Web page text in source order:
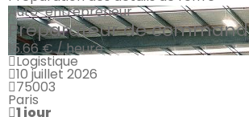
Auto-entrepreneur
Préparateur de
15.66 € / heure
Logistique
10 juillet 2026
75003
Paris
1 jour